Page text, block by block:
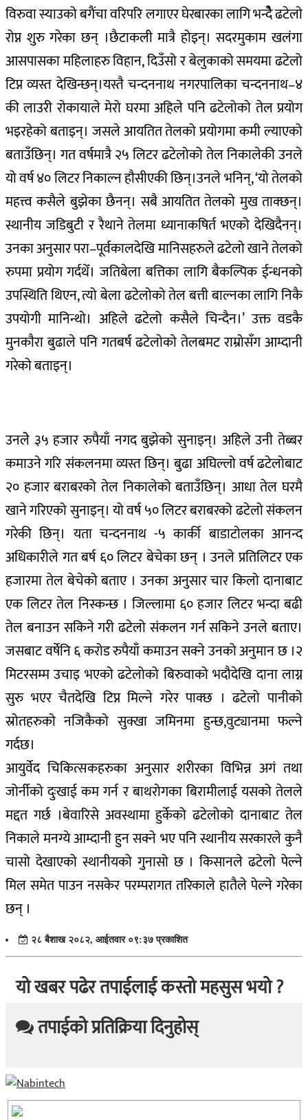
विरुवा स्याउको बगैंचा वरिपरि लगाएर घेरबारका लागि भन्देै ढटेलाे
राेप्न शुरु गरेका छन् ।छैटाकली मात्रै होइन्। सदरमुकाम खलंगा
आसपासका महिलाहरु विहान, दिउँसो र बेलुकाको समयमा ढटेलो
टिप्न व्यस्त देखिन्छन्।यस्तै चन्दननाथ नगरपालिका चन्दननाथ–४
की लाउरी राेकायाले मेरो घरमा अहिले पनि ढटेलोको तेल प्रयोग
भइरहेको बताइन्। जसले आयतित तेलको प्रयोगमा कमी ल्याएको
बताउँछिन्। गत वर्षमात्रै २५ लिटर ढटेलोको तेल निकालेकी उनले
यो वर्ष ४० लिटर निकाल्न हाैसीएकी छिन्।उनले भनिन्, ‘यो तेलको
महत्त्व कसैले बुझेका छैनन्। सबै आयतित तेलको मुख ताक्छन्।
स्थानीय जडिबुटी र रैथाने तेलमा ध्यानाकषिर्त भएको देखिदैनन्।
उनका अनुसार परा–पूर्वकालदेखि मानिसहरुले ढटेलो खाने तेलको
रुपमा प्रयोग गर्दथेँ। जतिबेला बत्तिका लागि बैकल्पिक ईन्धनको
उपस्थिति थिएन, त्यो बेला ढटेलोको तेल बत्ती बाल्नका लागि निकै
उपयोगी मानिन्थो। अहिले ढटेलो कसैले चिन्दैन।’ उक्त वडकै
मुनकाैरा बुढाले पनि गतबर्ष ढटेलाेकाे तेलबमट राम्रोसँग आम्दानी
गरेको बताइन्।
उनलेे ३५ हजार रुपैयाँ नगद बुझेको सुनाइन्। अहिले उनी तेब्बर
कमाउने गरि संकलनमा व्यस्त छिन्। बुढा अघिल्लो वर्ष ढटेलोबाट
२० हजार बराबरको तेल निकालेको बताउँछिन्। आधा तेल घरमै
खाने गरिएको सुनाइन्। यो वर्ष ५० लिटर बराबरको ढटेलो संकलन
गरेकी छिन्। यता चन्दननाथ -५ कार्की बाडाटाेलका आनन्द
अधिकारीले गत बर्ष ६० लिटर बेचेका छन् । उनले प्रतिलिटर एक
हजारमा तेल बेचेको बताए । उनका अनुसार चार किलो दानाबाट
एक लिटर तेल निस्कन्छ । जिल्लामा ६० हजार लिटर भन्दा बढी
तेल बनाउन सकिने गरी ढटेलो संकलन गर्न सकिने उनले बताए।
जसबाट वर्षेनि ६ करोड रुपैयाँ कमाउन सक्ने उनको अनुमान छ ।२
मिटरसम्म उचाइ भएको ढटेलोको बिरुवाको भदौदेखि दाना लाग्न
सुरु भएर चैतदेखि टिप्न मिल्ने गरेर पाक्छ । ढटेलो पानीको
स्रोतहरुको नजिकैको सुक्खा जमिनमा हुन्छ,वुट्यानमा फल्ने
गर्दछ।
आयुर्वेद चिकित्सकहरुका अनुसार शरीरका विभिन्न अगं तथा
जोर्नीको दुःखाई कम गर्न र बाथरोगका बिरामीलाई यसको तेलले
मद्दत गर्छ ।बेवारिसे अवस्थामा हुर्केको ढटेलोको दानाबाट तेल
निकाले मनग्ये आम्दानी हुन सक्ने भए पनि स्थानीय सरकारले कुनै
चासो देखाएको स्थानीयको गुनासो छ । किसानले ढटेलो पेल्ने
मिल समेत पाउन नसकेर परम्परागत तरिकाले हातैले पेल्ने गरेका
छन् ।
२८ बैशाख २०८२, आईतवार ०९:३७ प्रकाशित
यो खबर पढेर तपाईलाई कस्तो महसुस भयो ?
तपाईको प्रतिक्रिया दिनुहोस्